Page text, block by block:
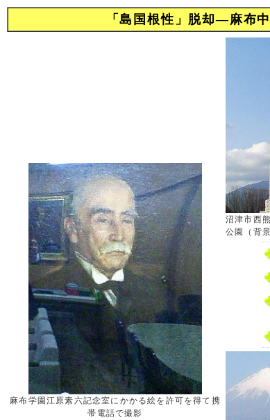
「島国根性」脱却―麻布
麻布学園江原素六記念室にかかる絵を許可を得て携
帯電話で撮影
沼津市西
公園（背